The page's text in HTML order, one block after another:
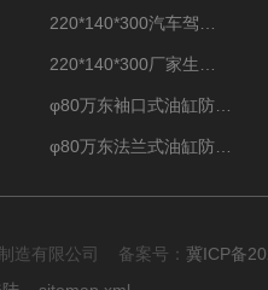
造有限公司 备案号： 冀ICP备